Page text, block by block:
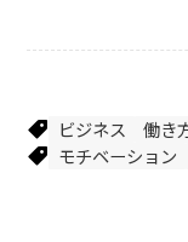
ビジネス
働き
モチベーション